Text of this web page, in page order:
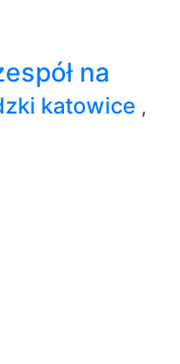
na
katowice ,